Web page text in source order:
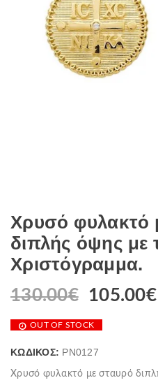
Χρυσό φυλακτό
διπλής όψης με
Χριστόγραμμα.
130.00€ 105.00€
OUT OF STOCK
ΚΩΔΙΚΌΣ: PN0127
Χρυσό φυλακτό με σταυρό